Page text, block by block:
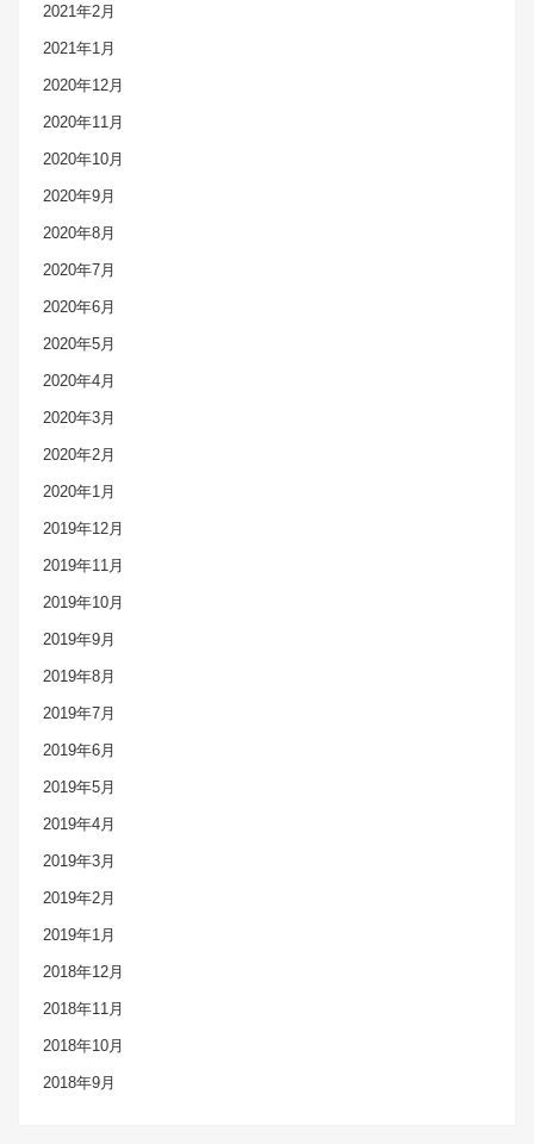
2021年2月
2021年1月
2020年12月
2020年11月
2020年10月
2020年9月
2020年8月
2020年7月
2020年6月
2020年5月
2020年4月
2020年3月
2020年2月
2020年1月
2019年12月
2019年11月
2019年10月
2019年9月
2019年8月
2019年7月
2019年6月
2019年5月
2019年4月
2019年3月
2019年2月
2019年1月
2018年12月
2018年11月
2018年10月
2018年9月